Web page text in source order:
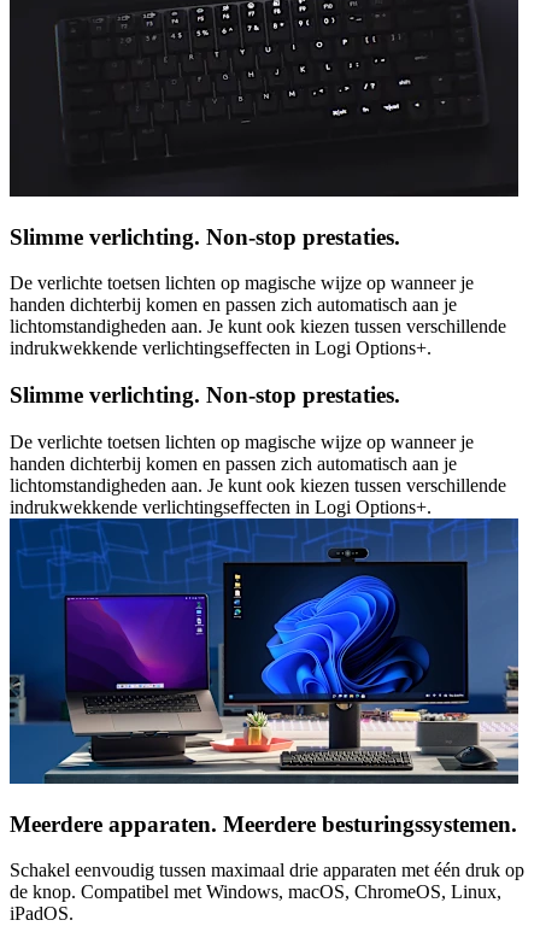
Slimme verlichting. Non-stop prestaties.
De verlichte toetsen lichten op magische wijze op wanneer je
handen dichterbij komen en passen zich automatisch aan je
lichtomstandigheden aan. Je kunt ook kiezen tussen verschillende
indrukwekkende verlichtingseffecten in Logi Options+.
Slimme verlichting. Non-stop prestaties.
De verlichte toetsen lichten op magische wijze op wanneer je
handen dichterbij komen en passen zich automatisch aan je
lichtomstandigheden aan. Je kunt ook kiezen tussen verschillende
indrukwekkende verlichtingseffecten in Logi Options+.
Meerdere apparaten. Meerdere besturingssystemen.
Schakel eenvoudig tussen maximaal drie apparaten met één druk op
de knop. Compatibel met Windows, macOS, ChromeOS, Linux,
iPadOS.